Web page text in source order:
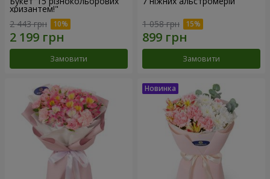
хризантем!"
2 443 грн
Замовити
1 058 грн
Замовити